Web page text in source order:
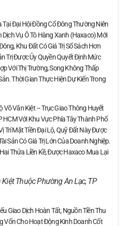
Đại Hội Đồng Cổ Đông Thường Niên
Vụ Ô Tô Hàng Xanh (Haxaco) Mới
Khu Đất Có Giá Trị Sổ Sách Hơn
Trị Được Ủy Quyền Quyết Định Mức
Với Thị Trường, Song Không Thấp
Thời Gian Thực Hiện Dự Kiến Trong
Võ Văn Kiệt – Trục Giao Thông Huyết
HCM Với Khu Vực Phía Tây Thành Phố
Trí Mặt Tiền Đại Lộ, Quỹ Đất Này Được
Sản Có Giá Trị Lớn Của Doanh Nghiệp.
Thửa Liền Kề, Được Haxaco Mua Lại
Thuộc Phường An Lạc, TP
Giao Dịch Hoàn Tất, Nguồn Tiền Thu
Vốn Cho Hoạt Động Kinh Doanh Cốt